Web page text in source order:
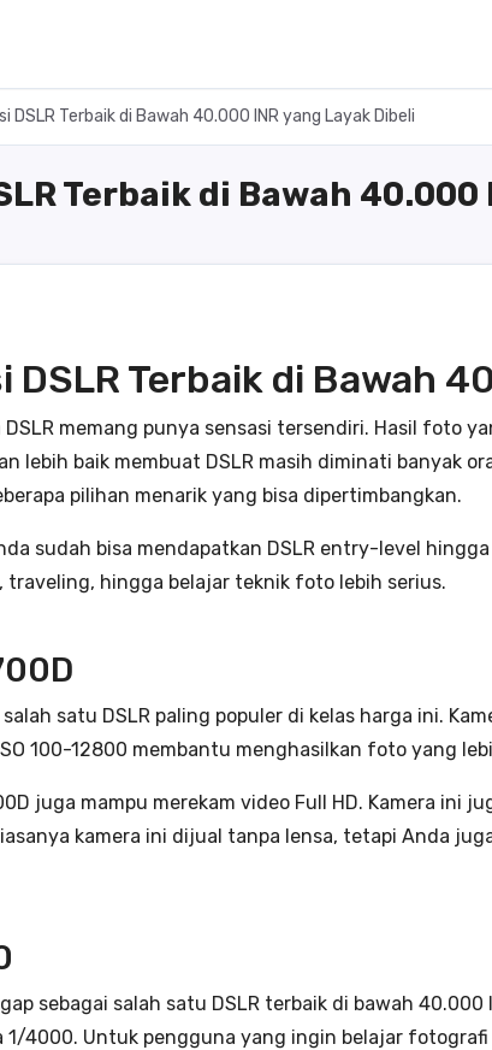
DSLR Terbaik di Bawah 40.000 INR yang Layak Dibeli
Terbaik di Bawah 40.000
DSLR Terbaik di Bawah
memang punya sensasi tersendiri. Hasil foto
lebih baik membuat DSLR masih diminati banyak
pilihan menarik yang bisa dipertimbangkan.
sudah bisa mendapatkan DSLR entry-level
hingga belajar teknik foto lebih serius.
satu DSLR paling populer di kelas harga ini.
100-12800 membantu menghasilkan foto yang
juga mampu merekam video Full HD. Kamera ini
kamera ini dijual tanpa lensa, tetapi Anda
sebagai salah satu DSLR terbaik di bawah 40.000
4000. Untuk pengguna yang ingin belajar